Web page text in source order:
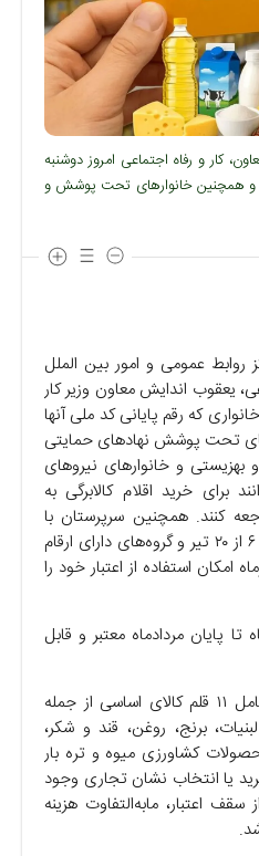
کار و رفاه اجتماعی امروز دوشنبه
۱۵ تیر کالابرگ کد ملی‌های ۰، ۱ و ۲ و همچنین خانوارهای تحت پوشش و
روابط عمومی و امور بین الملل
یعقوب اندایش معاون وزیر کار
که رقم پایانی کد ملی آنها
تحت پوشش نهاد‌های حمایتی
بهزیستی و خانوار‌های نیرو‌های
تیر می‌توانند برای خرید اقلام کالابرگی به
کنند. همچنین سرپرستان با
ارقام پایانی کد ملی ۳، ۴، ۵ و ۶ از ۲۰ تیر و گروه‌های دارای ارقام
ملی ۷، ۸ و ۹ از ۲۵ تیرماه امکان استفاده از اعتبار خود را
تا پایان مردادماه معتبر و قابل
اقلام مشمول طرح کالابرگ شامل ۱۱ قلم کالای اساسی از جمله
برنج، روغن، قند و شکر،
کشاورزی میوه و تره بار
یا انتخاب نشان تجاری وجود
اعتبار، مابه‌التفاوت هزینه